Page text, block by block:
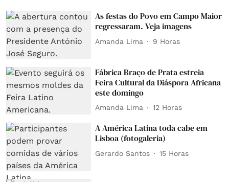
As festas do Povo em Campo Maior
regressaram. Veja imagens
Amanda Lima 9 Horas
Fábrica Braço de Prata estreia
Feira Cultural da Diáspora Africana
este domingo
Amanda Lima 12 Horas
A América Latina toda cabe em
Lisboa (fotogaleria)
Gerardo Santos 15 Horas